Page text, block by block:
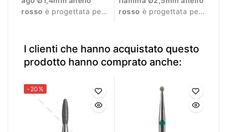
rosso è progettata per
professionale.
rosso è progettata per
manicure.
I clienti che hanno acquistato questo
prodotto hanno comprato anche:
-20%